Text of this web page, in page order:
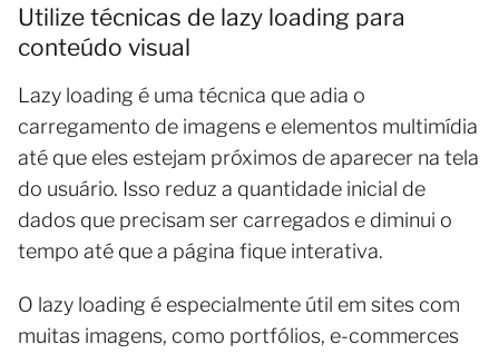
Utilize técnicas de lazy loading para
conteúdo visual
Lazy loading é uma técnica que adia o
carregamento de imagens e elementos multimídia
até que eles estejam próximos de aparecer na tela
do usuário. Isso reduz a quantidade inicial de
dados que precisam ser carregados e diminui o
tempo até que a página fique interativa.
O lazy loading é especialmente útil em sites com
muitas imagens, como portfólios, e-commerces